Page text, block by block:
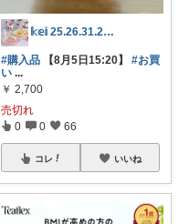
𝕜𝕖𝕚 25.26.31.2日💓
#購入品 【8月5日15:20】 #お買
い ...
￥ 2,700
売切れ
0 0 66
コレ いいね